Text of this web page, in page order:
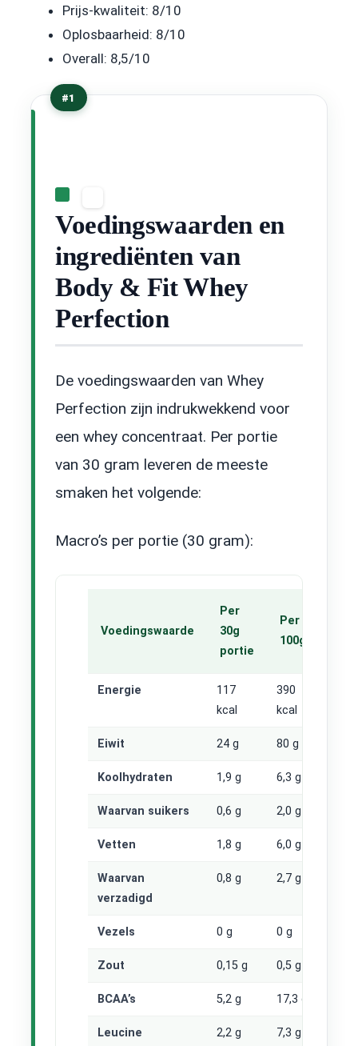
Prijs-kwaliteit: 8/10
Oplosbaarheid: 8/10
Overall: 8,5/10
#1
Voedingswaarden en
ingrediënten van
Body & Fit Whey
Perfection
De voedingswaarden van Whey
Perfection zijn indrukwekkend voor
een whey concentraat. Per portie
van 30 gram leveren de meeste
smaken het volgende:
Macro’s per portie (30 gram):
Voedingswaarde
Per
30g
portie
Per
100g
Energie
117
kcal
390
kcal
Eiwit 24 g 80 g
Koolhydraten 1,9 g 6,3 g
Waarvan suikers 0,6 g 2,0 g
Vetten 1,8 g 6,0 g
Waarvan
verzadigd
0,8 g 2,7 g
Vezels 0 g 0 g
Zout 0,15 g 0,5 g
BCAA’s 5,2 g 17,3 g
Leucine 2,2 g 7,3 g